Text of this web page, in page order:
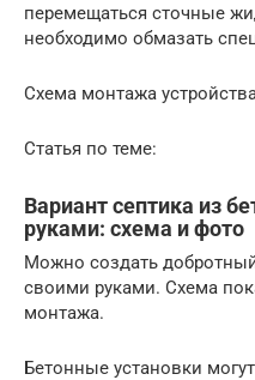
перемещаться сточные
необходимо обмазать
Схема монтажа
Статья по теме:
Вариант септика из
руками: схема и фото
Можно создать
своими руками. Схема
монтажа.
Бетонные установки